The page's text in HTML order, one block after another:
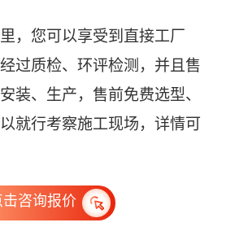
，您可以享受到直接工厂
过质检、环评检测，并且售
装、生产，售前免费选型、
就行考察施工现场，详情可
击咨询报价